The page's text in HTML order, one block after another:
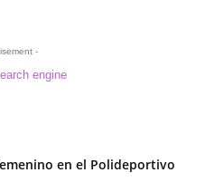
-
en el Polideportivo